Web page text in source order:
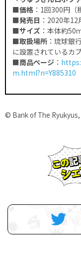
■価格 ：1回300円（
■発売日 ：2020年12
■サイズ ：本体約50
■取扱場所 ：琉球銀
に設置されているカ
■商品ページ ：
m.html?n=Y885310
© Bank of The